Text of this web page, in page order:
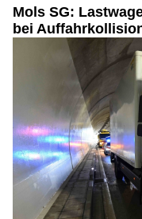
Mols SG:
bei